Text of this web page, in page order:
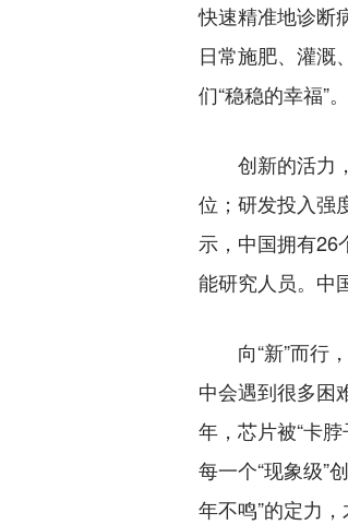
快速精准地诊断
日常施肥、灌溉
们“稳稳的幸福”。
创新的活力，
位；研发投入强
示，中国拥有26
能研究人员。中
向“新”而行，
中会遇到很多困
年，芯片被“卡
每一个“现象级”
年不鸣”的定力